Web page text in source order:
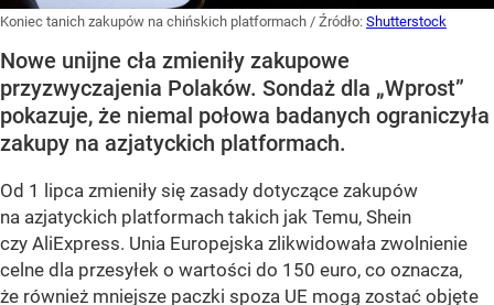
Koniec tanich zakupów na chińskich platformach / Źródło: Shutterstock
Nowe unijne cła zmieniły zakupowe
przyzwyczajenia Polaków. Sondaż dla „Wprost”
pokazuje, że niemal połowa badanych ograniczyła
zakupy na azjatyckich platformach.
Od 1 lipca zmieniły się zasady dotyczące zakupów
na azjatyckich platformach takich jak Temu, Shein
czy AliExpress. Unia Europejska zlikwidowała zwolnienie
celne dla przesyłek o wartości do 150 euro, co oznacza,
że również mniejsze paczki spoza UE mogą zostać objęte